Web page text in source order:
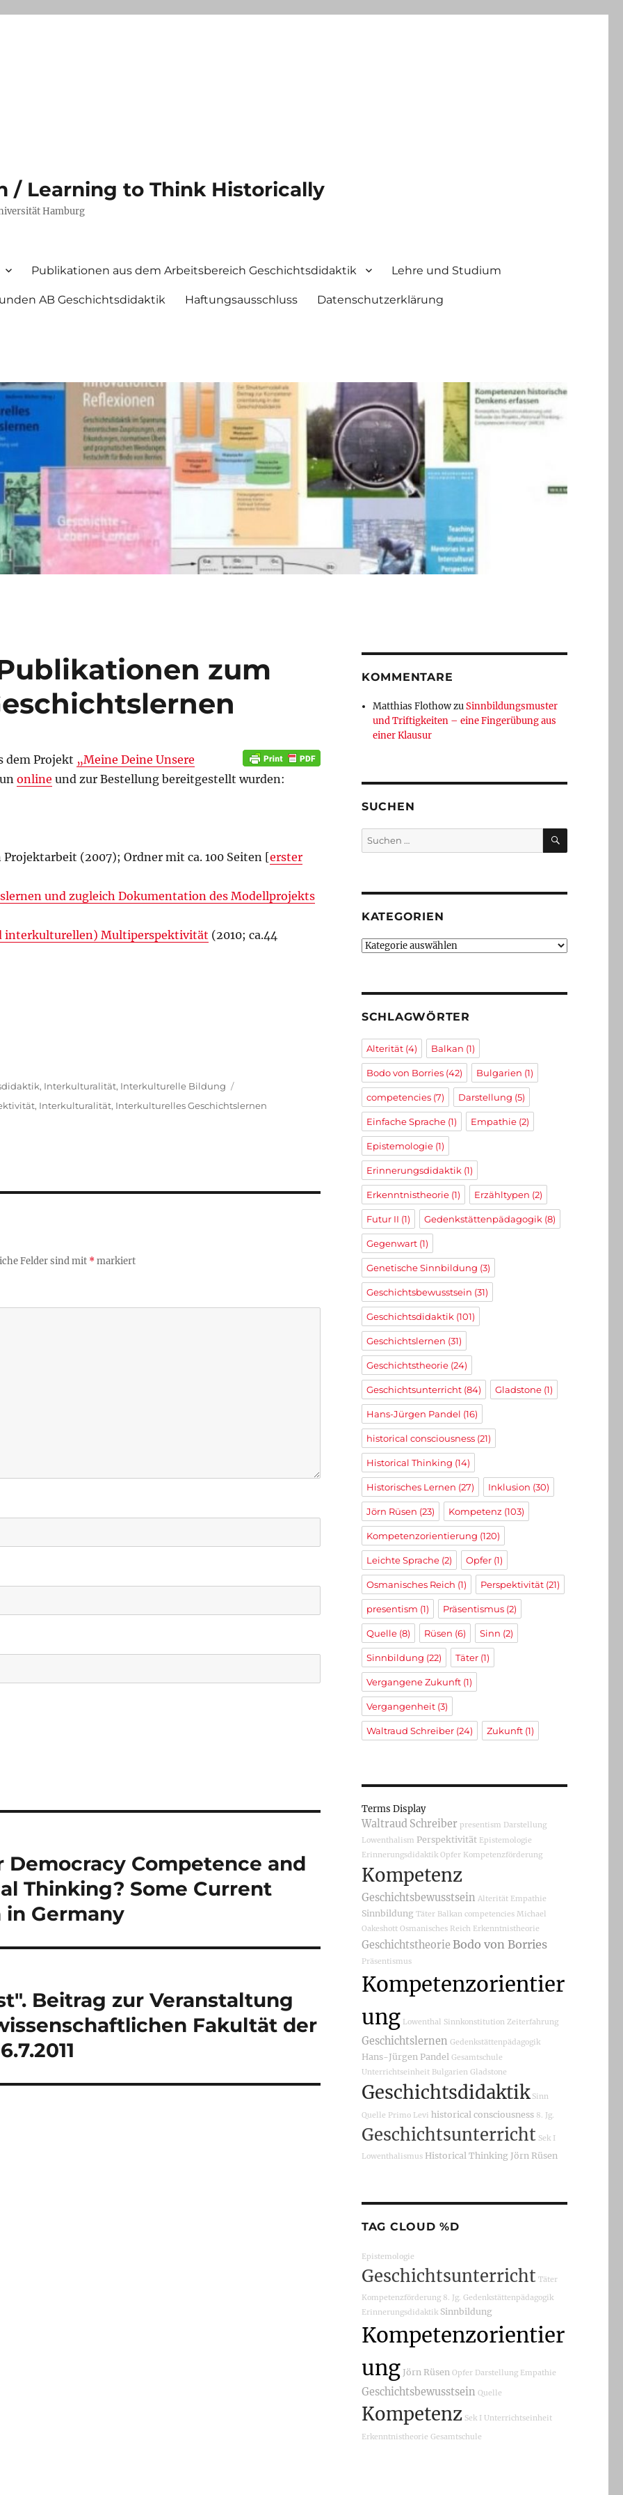
/ Learning to Think Historically
Hamburg
Publikationen aus dem Arbeitsbereich Geschichtsdidaktik Lehre und Studium
AB Geschichtsdidaktik Haftungsausschluss Datenschutzerklärung
zum
dem Projekt „Meine Deine Unsere
online und zur Bestellung bereitgestellt wurden:
(2007); Ordner mit ca. 100 Seiten [erster
und zugleich Dokumentation des Modellprojekts
interkulturellen) Multiperspektivität (2010; ca.44
, Interkulturalität, Interkulturelle Bildung
, Interkulturalität, Interkulturelles Geschichtslernen
Felder sind mit *markiert
Competence and
Thinking? Some Current
in Germany
Beitrag zur Veranstaltung
Fakultät der
KOMMENTARE
Matthias FlothowzuSinnbildungsmuster
und Triftigkeiten – eine Fingerübung aus
einer Klausur
SUCHEN
Suchen
nach:
SUCHEN
KATEGORIEN
Kategorien
SCHLAGWÖRTER
Alterität(4) Balkan (1)
Bodo von Borries(42) Bulgarien (1)
competencies(7) Darstellung (5)
Einfache Sprache(1) Empathie(2)
Epistemologie(1)
Erinnerungsdidaktik (1)
Erkenntnistheorie(1) Erzähltypen (2)
Futur II (1) Gedenkstättenpädagogik (8)
Gegenwart(1)
Genetische Sinnbildung (3)
Geschichtsbewusstsein (31)
Geschichtsdidaktik (101)
Geschichtslernen (31)
Geschichtstheorie(24)
Geschichtsunterricht(84) Gladstone(1)
Hans-Jürgen Pandel (16)
historical consciousness(21)
Historical Thinking (14)
Historisches Lernen (27) Inklusion (30)
Jörn Rüsen (23) Kompetenz (103)
Kompetenzorientierung (120)
Leichte Sprache(2) Opfer(1)
Osmanisches Reich (1) Perspektivität(21)
presentism (1) Präsentismus(2)
Quelle(8) Rüsen (6) Sinn (2)
Sinnbildung (22) Täter(1)
Vergangene Zukunft(1)
Vergangenheit(3)
Waltraud Schreiber(24) Zukunft(1)
Terms Display
Waltraud Schreiber presentism Darstellung
Lowenthalism Perspektivität Epistemologie
Erinnerungsdidaktik Opfer Kompetenzförderung
Kompetenz
Geschichtsbewusstsein Alterität Empathie
Sinnbildung Täter Balkan competencies Michael
Oakeshott Osmanisches Reich Erkenntnistheorie
Geschichtstheorie Bodo von Borries
Präsentismus
Kompetenzorientier
ung Lowenthal Sinnkonstitution Zeiterfahrung
Geschichtslernen Gedenkstättenpädagogik
Hans-Jürgen Pandel Gesamtschule
Unterrichtseinheit Bulgarien Gladstone
Geschichtsdidaktik Sinn
Quelle Primo Levi historical consciousness 8. Jg.
Geschichtsunterricht Sek I
Lowenthalismus Historical Thinking Jörn Rüsen
TAG CLOUD %D
Epistemologie
Geschichtsunterricht Täter
Kompetenzförderung 8. Jg. Gedenkstättenpädagogik
Erinnerungsdidaktik Sinnbildung
Kompetenzorientier
ung Jörn Rüsen Opfer Darstellung Empathie
Geschichtsbewusstsein Quelle
Kompetenz Sek I Unterrichtseinheit
Erkenntnistheorie Gesamtschule